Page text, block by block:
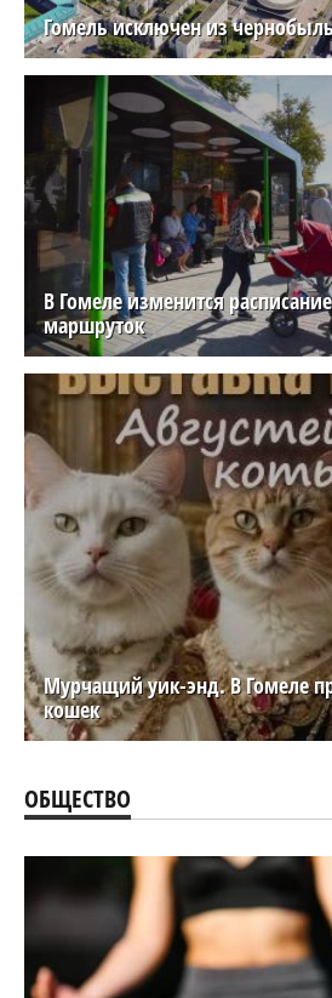
Гомель исключен из
В Гомеле изменится
маршруток
Мурчащий уик-энд. В Гомеле
кошек
ОБЩЕСТВО